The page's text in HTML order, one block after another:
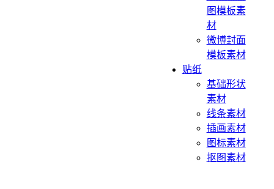
图模板素
材
微博封面
模板素材
贴纸
基础形状
素材
线条素材
插画素材
图标素材
抠图素材